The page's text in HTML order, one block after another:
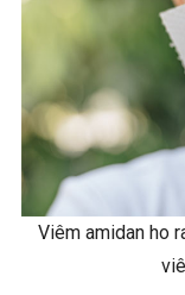
Viêm amidan ho